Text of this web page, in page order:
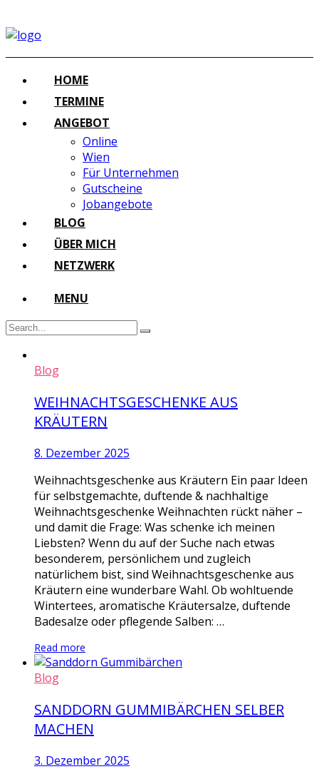
HOME
TERMINE
ANGEBOT
Online
Wien
Für Unternehmen
Gutscheine
Jobangebote
BLOG
ÜBER MICH
NETZWERK
MENU
Blog
WEIHNACHTSGESCHENKE AUS
KRÄUTERN
8. Dezember 2025
Weihnachtsgeschenke aus Kräutern Ein paar Ideen
für selbstgemachte, duftende & nachhaltige
Weihnachtsgeschenke Weihnachten rückt näher –
und damit die Frage: Was schenke ich meinen
Liebsten? Wenn du auf der Suche nach etwas
besonderem, persönlichem und zugleich
natürlichem bist, sind Weihnachtsgeschenke aus
Kräutern eine wunderbare Wahl. Ob wohltuende
Wintertees, aromatische Kräutersalze, duftende
Badesalze oder pflegende Salben: …
Read more
Blog
SANDDORN GUMMIBÄRCHEN SELBER
MACHEN
3. Dezember 2025